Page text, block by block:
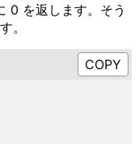
0 を返します。そう
。